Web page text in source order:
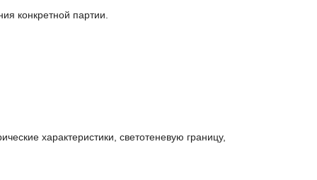
конкретной партии.
характеристики, светотеневую границу,